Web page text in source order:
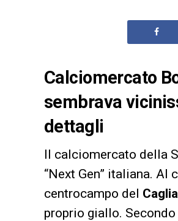
Calciomercato
sembrava
dettagli
Il calciomercato della
“Next Gen” italiana. Al
centrocampo del
proprio giallo.